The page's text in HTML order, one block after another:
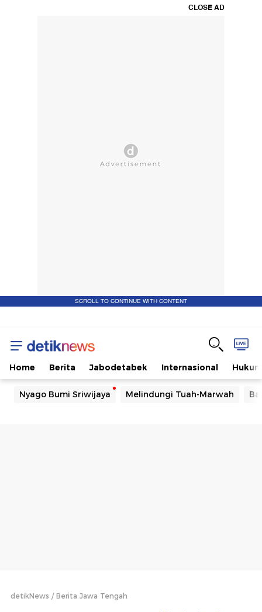
CLOSE AD
SCROLL TO CONTINUE WITH CONTENT
Home Berita Jabodetabek Internasional Hukum
Nyago Bumi Sriwijaya Melindungi Tuah-Marwah
detikNews Berita Jawa Tengah